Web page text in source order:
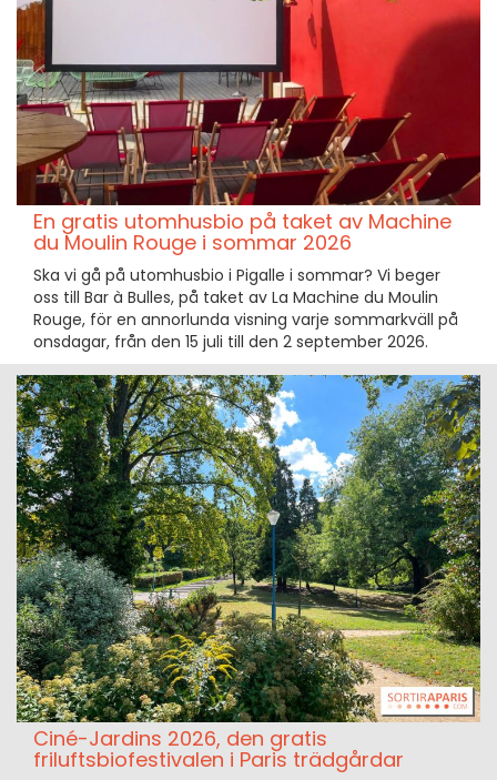
En gratis utomhusbio på taket av Machine
du Moulin Rouge i sommar 2026
Ska vi gå på utomhusbio i Pigalle i sommar? Vi beger
oss till Bar à Bulles, på taket av La Machine du Moulin
Rouge, för en annorlunda visning varje sommarkväll på
onsdagar, från den 15 juli till den 2 september 2026.
Ciné-Jardins 2026, den gratis
friluftsbiofestivalen i Paris trädgårdar